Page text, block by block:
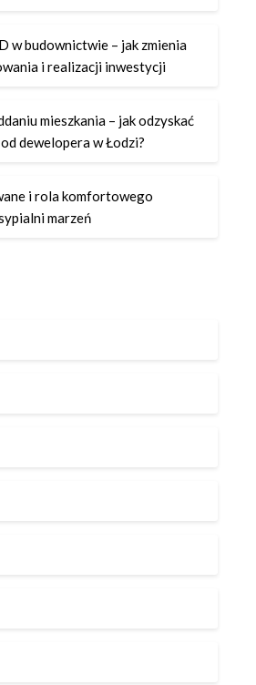
w budownictwie – jak zmienia
i realizacji inwestycji
mieszkania – jak odzyskać
dewelopera w Łodzi?
i rola komfortowego
marzeń